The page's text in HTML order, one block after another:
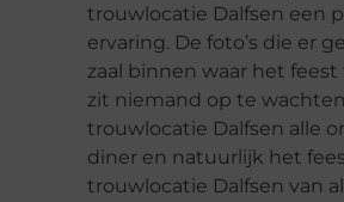
trouwlocatie Dalfsen een
ervaring. De foto’s die er
zaal binnen waar het
zit niemand op te
trouwlocatie Dalfsen alle
diner en natuurlijk het
trouwlocatie Dalfsen van